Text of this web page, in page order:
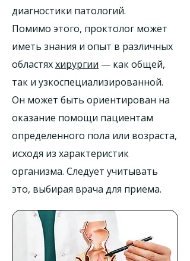
диагностики патологий.
Помимо этого, проктолог может
иметь знания и опыт в различных
областяххирургии — как общей,
так и узкоспециализированной.
Он может быть ориентирован на
оказание помощи пациентам
определенного пола или возраста,
исходя из характеристик
организма. Следует учитывать
это, выбирая врача для приема.